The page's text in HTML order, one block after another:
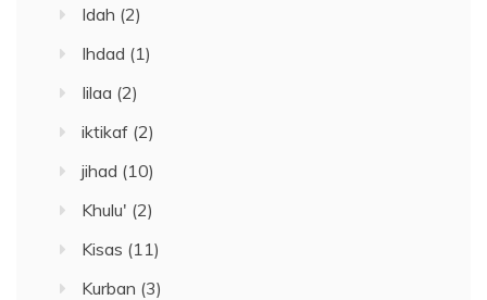
Idah (2)
Ihdad (1)
Iilaa (2)
iktikaf (2)
jihad (10)
Khulu' (2)
Kisas (11)
Kurban (3)